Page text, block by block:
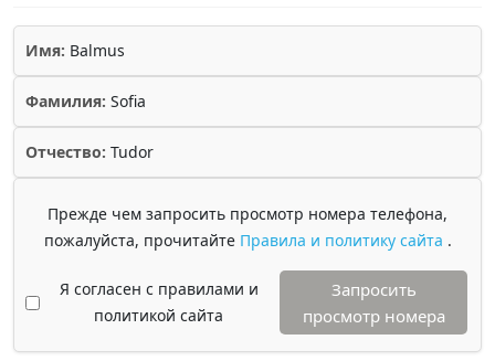
Имя: Balmus
Фамилия: Sofia
Отчество: Tudor
Прежде чем запросить просмотр номера телефона,
пожалуйста, прочитайте Правила и политику сайта .
Я согласен с правилами и
политикой сайта
Запросить
просмотр номера